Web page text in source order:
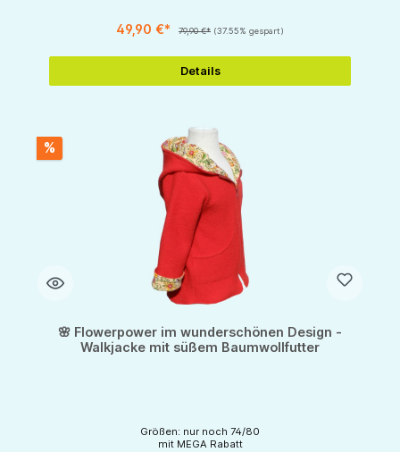
49,90 €* 79,90 €* (37.55% gespart)
Details
%
🌸 Flowerpower im wunderschönen Design -
Walkjacke mit süßem Baumwollfutter
Größen: nur noch 74/80
mit MEGA Rabatt